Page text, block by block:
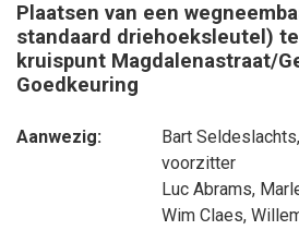
Plaatsen van een
standaard driehoeksleutel)
kruispunt Magdalenastraat/
Goedkeuring
Aanwezig: Bart Seldeslachts
voorzitter
Luc Abrams,
Wim Claes,